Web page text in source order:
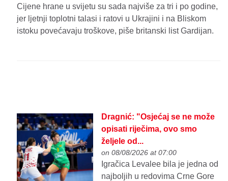
Cijene hrane u svijetu su sada najviše za tri i po godine,
jer ljetnji toplotni talasi i ratovi u Ukrajini i na Bliskom
istoku povećavaju troškove, piše britanski list Gardijan.
Dragnić: "Osjećaj se ne može
opisati riječima, ovo smo
željele od...
on 08/08/2026 at 07:00
Igračica Levalee bila je jedna od
najboljih u redovima Crne Gore